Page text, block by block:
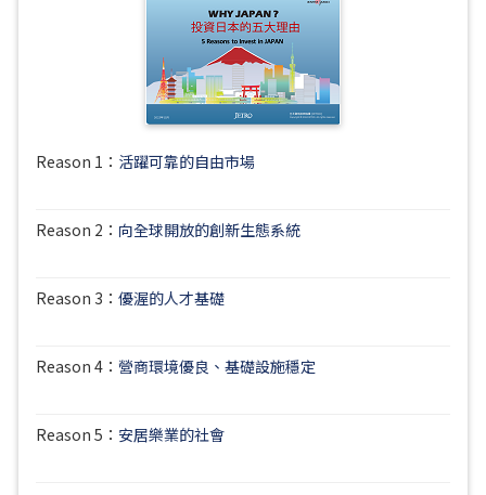
Reason 1： 活躍可靠的自由市場
Reason 2： 向全球開放的創新生態系統
Reason 3： 優渥的人才基礎
Reason 4： 營商環境優良、基礎設施穩定
Reason 5： 安居樂業的社會